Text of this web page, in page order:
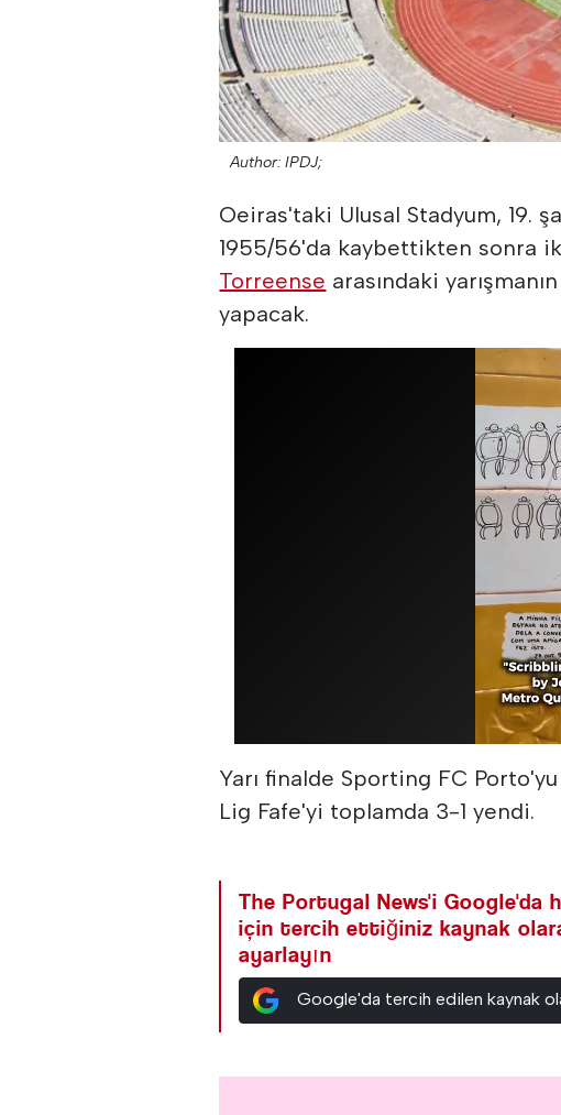
Author: IPDJ;
Oeiras'taki Ulusal Stadyum, 19.
1955/56'da kaybettikten sonra
Torreense arasındaki
yapacak.
Yarı finalde Sporting FC
Lig Fafe'yi toplamda 3-1 yendi.
The Portugal News'i Google'da
için tercih ettiğiniz kaynak
ayarlayın
Google'da tercih edilen kaynak